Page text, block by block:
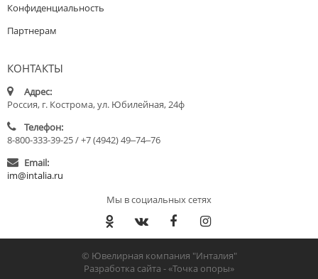
Конфиденциальность
Партнерам
КОНТАКТЫ
Адрес:
Россия, г. Кострома, ул. Юбилейная, 24ф
Телефон:
8-800-333-39-25 / +7 (4942) 49‒74‒76
Email:
im@intalia.ru
Мы в социальных сетях
© Ювелирная компания "Инталия"
Разработка сайта -«Точка опоры»